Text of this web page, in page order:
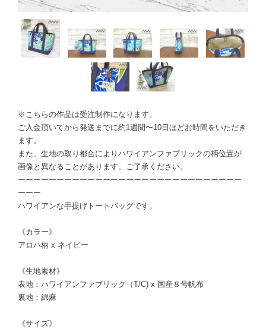
※こちらの作品は受注制作になります。
ご入金頂いてから発送までに約1週間〜10日ほどお時間をいただき
ます。
また、生地の取り都合によりハワイアンファブリックの柄位置が
画像と異なることがあります。ご了承ください。
ーーーーーーーーーーーーーーーーーーーーーーーーーーーーー
ーーー
ハワイアンな手提げトートバッグです。
《カラー》
アロハ柄 x ネイビー
《生地素材》
表地：ハワイアンファブリック（T/C) x 国産８号帆布
裏地：綿麻
《サイズ》